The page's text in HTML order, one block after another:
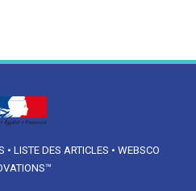
• LISTE DES ARTICLES • WEBSCO